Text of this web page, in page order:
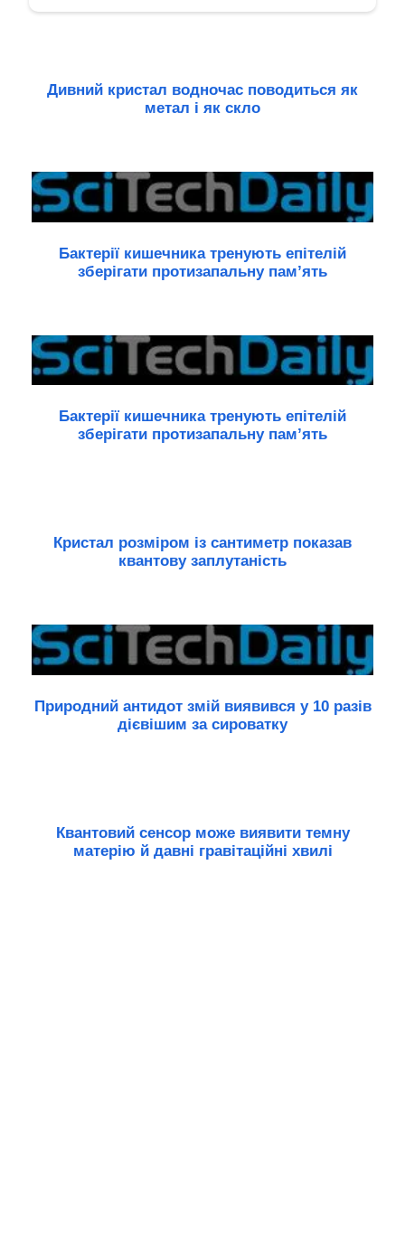
Дивний кристал водночас поводиться як
метал і як скло
Бактерії кишечника тренують епітелій
зберігати протизапальну пам’ять
Бактерії кишечника тренують епітелій
зберігати протизапальну пам’ять
Кристал розміром із сантиметр показав
квантову заплутаність
Природний антидот змій виявився у 10 разів
дієвішим за сироватку
Квантовий сенсор може виявити темну
матерію й давні гравітаційні хвилі